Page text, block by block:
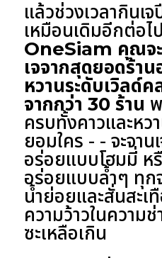
แล้วช่วงเวลากินเ
เหมือนเดิมอีกต่อไ
OneSiam คุณจ
เจจากสุดยอดร้า
หวานระดับเวิลด์
จากกว่า 30 ร้าน
ครบทั้งคาวและหว
ยอมใคร - - จะจา
อร่อยแบบโฮมมี่ ห
อร่อยแบบล้ำๆ ทุก
น้ำย่อยและสั่นสะเ
ความว้าวในความ
ซะเหลือเกิน